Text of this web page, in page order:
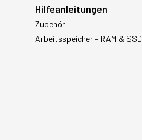
Hilfeanleitungen
Zubehör
Arbeitsspeicher – RAM & SSD